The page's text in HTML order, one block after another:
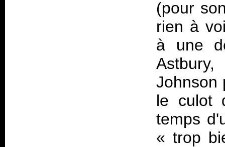
(pour
rien à
à une
Johnson
le culot
temps
« trop